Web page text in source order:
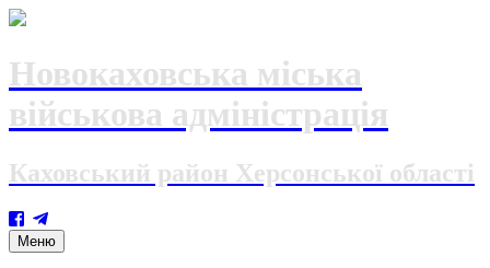
Новокаховська міська
військова адміністрація
Каховський район Херсонської області
Меню Skip
to